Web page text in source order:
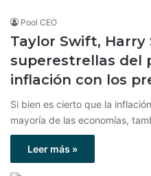
Pool CEO
Taylor Swift, Harry
superestrellas del
inflación con los
Si bien es cierto que la
mayoría de las economías,
Leer más »